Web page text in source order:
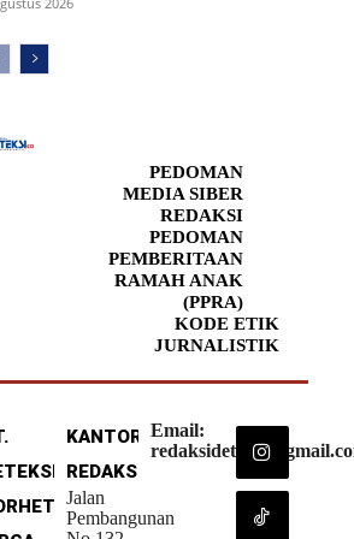
PEDOMAN
MEDIA SIBER
REDAKSI
PEDOMAN
PEMBERITAAN
RAMAH ANAK
(PPRA)
KODE ETIK
JURNALISTIK
KANTOR
REDAKSI
Jalan
Pembangunan
Email: